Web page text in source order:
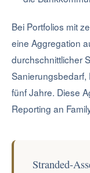
Bei Portfolios mit
eine Aggregation
durchschnittlicher
Sanierungsbedarf,
fünf Jahre. Diese
Reporting an
Stranded-